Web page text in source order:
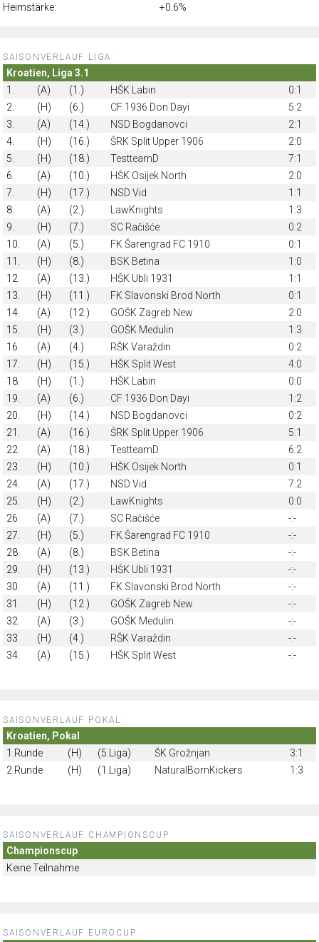
Heimstärke:
+0.6%
SAISONVERLAUF LIGA:
Kroatien, Liga 3.1
1.
(A) (1.) HŠK Labin
0:1
2.
(H) (6.) CF 1936 Don Dayi
5:2
3.
(A) (14.) NSD Bogdanovci
2:1
4.
(H) (16.) ŠRK Split Upper 1906
2:0
5.
(H) (18.) TestteamD
7:1
6.
(A) (10.) HŠK Osijek North
2:0
7.
(H) (17.) NSD Vid
1:1
8.
(A) (2.) LawKnights
1:3
9.
(H) (7.) SC Račišće
0:2
10.
(A) (5.) FK Šarengrad FC 1910
0:1
11.
(H) (8.) BSK Betina
1:0
12.
(A) (13.) HŠK Ubli 1931
1:1
13.
(H) (11.) FK Slavonski Brod North
0:1
14.
(A) (12.) GOŠK Zagreb New
2:0
15.
(H) (3.) GOŠK Medulin
1:3
16.
(A) (4.) RŠK Varaždin
0:2
17.
(H) (15.) HŠK Split West
4:0
18.
(H) (1.) HŠK Labin
0:0
19.
(A) (6.) CF 1936 Don Dayi
1:2
20.
(H) (14.) NSD Bogdanovci
0:2
21.
(A) (16.) ŠRK Split Upper 1906
5:1
22.
(A) (18.) TestteamD
6:2
23.
(H) (10.) HŠK Osijek North
0:1
24.
(A) (17.) NSD Vid
7:2
25.
(H) (2.) LawKnights
0:0
26.
(A) (7.) SC Račišće
-:-
27.
(H) (5.) FK Šarengrad FC 1910
-:-
28.
(A) (8.) BSK Betina
-:-
29.
(H) (13.) HŠK Ubli 1931
-:-
30.
(A) (11.) FK Slavonski Brod North
-:-
31.
(H) (12.) GOŠK Zagreb New
-:-
32.
(A) (3.) GOŠK Medulin
-:-
33.
(H) (4.) RŠK Varaždin
-:-
34.
(A) (15.) HŠK Split West -:-
SAISONVERLAUF POKAL:
Kroatien, Pokal
1.Runde
(H) (5.Liga) ŠK Grožnjan
3:1
2.Runde
(H) (1.Liga) NaturalBornKickers 1:3
SAISONVERLAUF CHAMPIONSCUP
Championscup
Keine Teilnahme
SAISONVERLAUF EUROCUP